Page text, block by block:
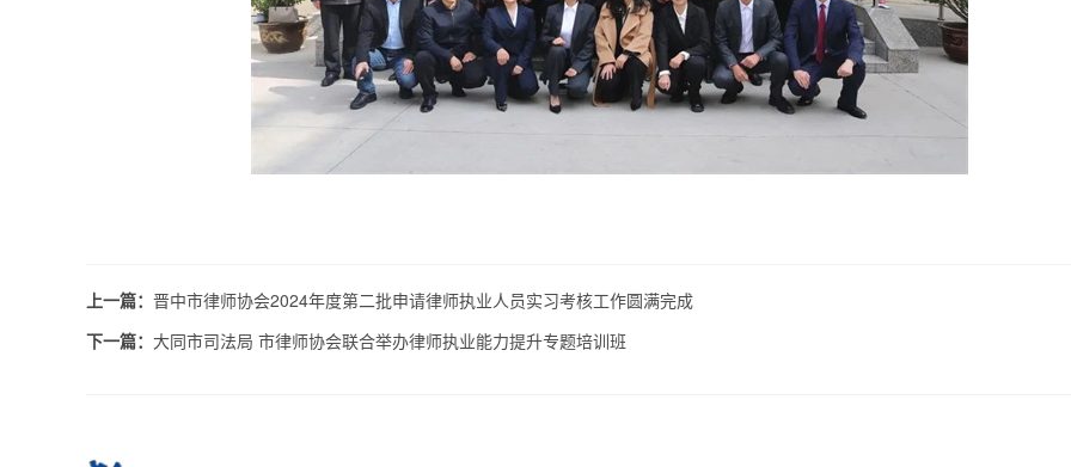
上一篇： 晋中市律师协会2024年度第二批申请律师执业人员实习考核工作圆满完成
下一篇： 大同市司法局 市律师协会联合举办律师执业能力提升专题培训班